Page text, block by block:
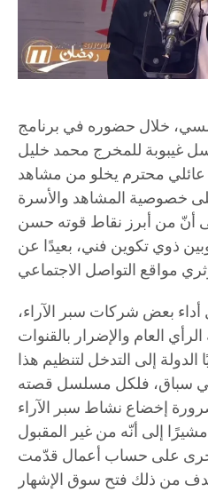
خلال حضوره في برنامج
للمخرج محمد خليل
عائلي محترم يخلو من مشاهد
خصوصية المشاهد والأسرة
أنّ من أبرز نقاط قوته حسن
ذوي تكوين فني، بعيدًا عن
أداء بعض شركات سبر الآراء،
العام والإضرار بالقنوات
الدولة إلى التدخل لتنظيم هذا
في سباق، فلكل مسلسل قصته
إخضاع نشاط سبر الآراء
إلى أنّه من غير المقبول
على حساب أعمال قدّمت
من ذلك فتح سوق الإشهار